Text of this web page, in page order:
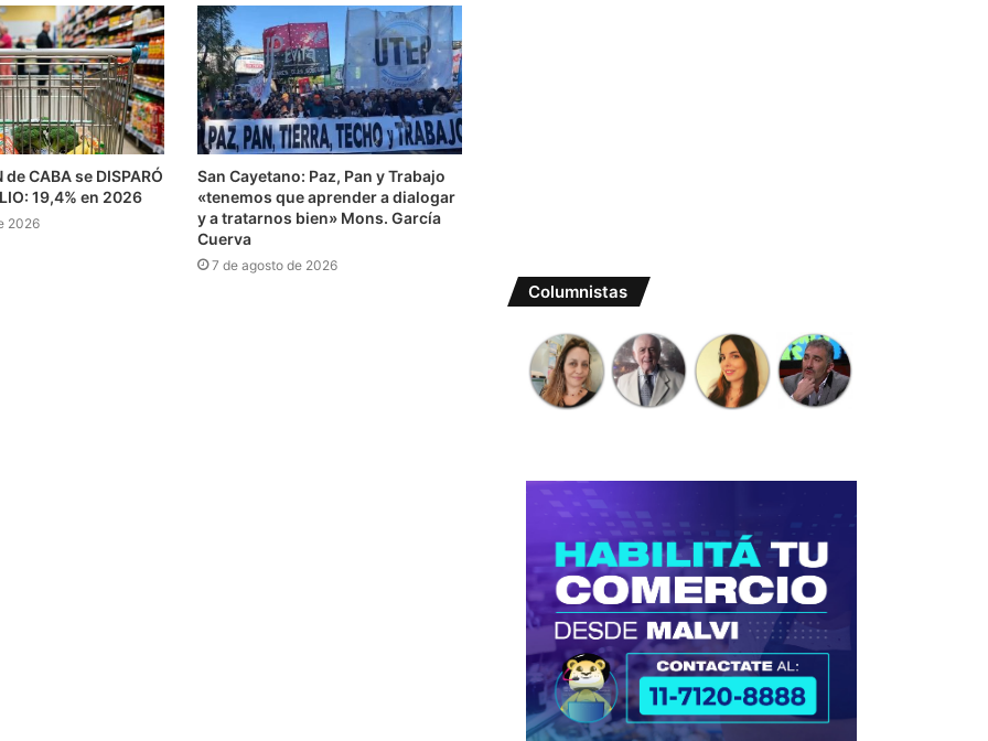
de CABA se DISPARÓ
19,4% en 2026
2026
San Cayetano: Paz, Pan y Trabajo
«tenemos que aprender a dialogar
y a tratarnos bien» Mons. García
Cuerva
7 de agosto de 2026
Columnistas